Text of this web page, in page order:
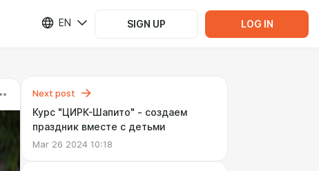
EN SIGN UP LOG IN
Next post
Курс "ЦИРК-Шапито" - создаем
праздник вместе с детьми
Mar 26 2024 10:18